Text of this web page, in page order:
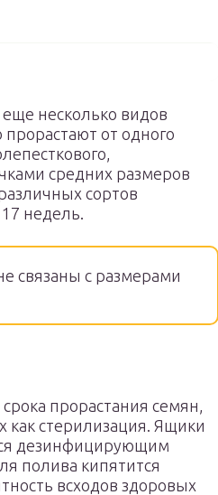
несколько видов
от одного
средних размеров
сортов
недель.
связаны с размерами
прорастания семян,
как стерилизация. Ящики
дезинфицирующим
полива кипятится
всходов здоровых